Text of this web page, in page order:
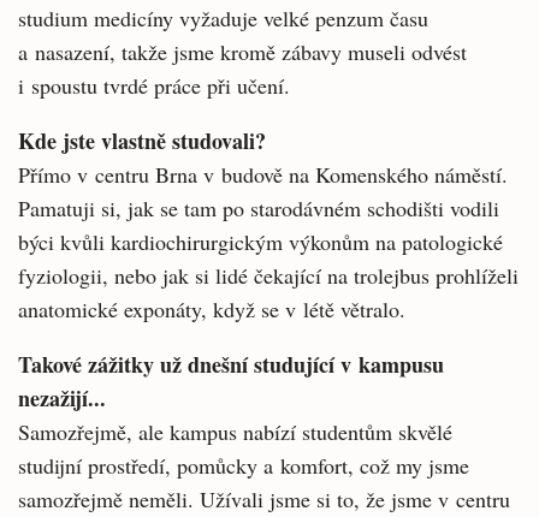
studium medicíny vyžaduje velké penzum času
a nasazení, takže jsme kromě zábavy museli odvést
i spoustu tvrdé práce při učení.
Kde jste vlastně studovali?
Přímo v centru Brna v budově na Komenského náměstí.
Pamatuji si, jak se tam po starodávném schodišti vodili
býci kvůli kardiochirurgickým výkonům na patologické
fyziologii, nebo jak si lidé čekající na trolejbus prohlíželi
anatomické exponáty, když se v létě větralo.
Takové zážitky už dnešní studující v kampusu
nezažijí...
Samozřejmě, ale kampus nabízí studentům skvělé
studijní prostředí, pomůcky a komfort, což my jsme
samozřejmě neměli. Užívali jsme si to, že jsme v centru